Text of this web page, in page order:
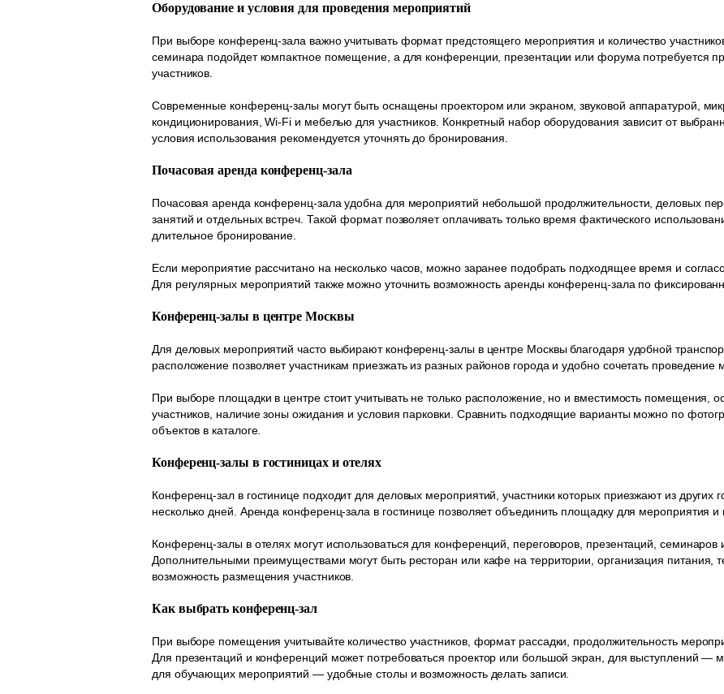
Оборудование и условия для проведения мероприятий
При выборе конференц-зала важно учитывать формат предстоящего мероприятия и количество
семинара подойдет компактное помещение, а для конференции, презентации или форума потребуется
участников.
Современные конференц-залы могут быть оснащены проектором или экраном, звуковой аппаратурой,
кондиционирования, Wi-Fi и мебелью для участников. Конкретный набор оборудования зависит от
условия использования рекомендуется уточнять до бронирования.
Почасовая аренда конференц-зала
Почасовая аренда конференц-зала удобна для мероприятий небольшой продолжительности, деловых
занятий и отдельных встреч. Такой формат позволяет оплачивать только время фактического
длительное бронирование.
Если мероприятие рассчитано на несколько часов, можно заранее подобрать подходящее время и
Для регулярных мероприятий также можно уточнить возможность аренды конференц-зала по
Конференц-залы в центре Москвы
Для деловых мероприятий часто выбирают конференц-залы в центре Москвы благодаря удобной
расположение позволяет участникам приезжать из разных районов города и удобно сочетать
При выборе площадки в центре стоит учитывать не только расположение, но и вместимость помещения,
участников, наличие зоны ожидания и условия парковки. Сравнить подходящие варианты можно по
объектов в каталоге.
Конференц-залы в гостиницах и отелях
Конференц-зал в гостинице подходит для деловых мероприятий, участники которых приезжают из
несколько дней. Аренда конференц-зала в гостинице позволяет объединить площадку для мероприятия и
Конференц-залы в отелях могут использоваться для конференций, переговоров, презентаций, семинаров
Дополнительными преимуществами могут быть ресторан или кафе на территории, организация питания,
возможность размещения участников.
Как выбрать конференц-зал
При выборе помещения учитывайте количество участников, формат рассадки, продолжительность
Для презентаций и конференций может потребоваться проектор или большой экран, для выступлений —
для обучающих мероприятий — удобные столы и возможность делать записи.